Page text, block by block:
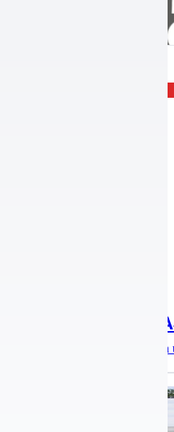
ÚSZÓ ORSZÁGOS
július 10-12. A Serdülő OB